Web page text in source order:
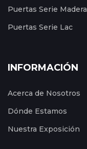
Puertas Serie Madera
Puertas Serie Lac
INFORMACIÓN
Acerca de Nosotros
Dónde Estamos
Nuestra Exposición